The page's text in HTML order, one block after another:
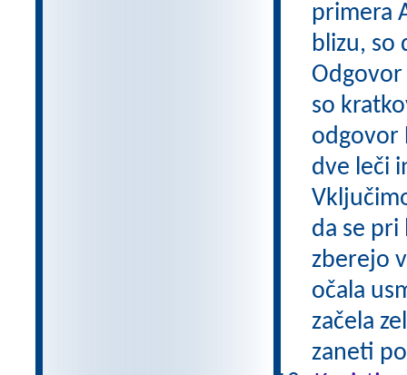
primera
blizu, so
so
odgovor
dve leči
da se pri
zberejo
očala
začela
zaneti